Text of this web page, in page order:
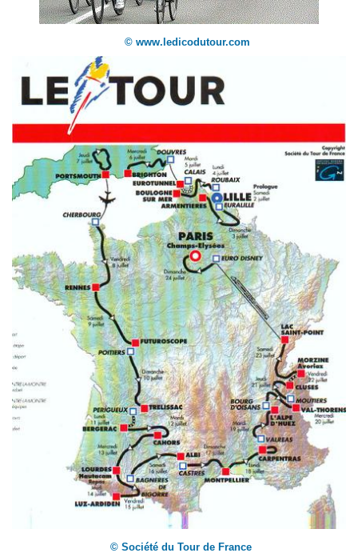
© www.ledicodutour.com
© Société du Tour de France